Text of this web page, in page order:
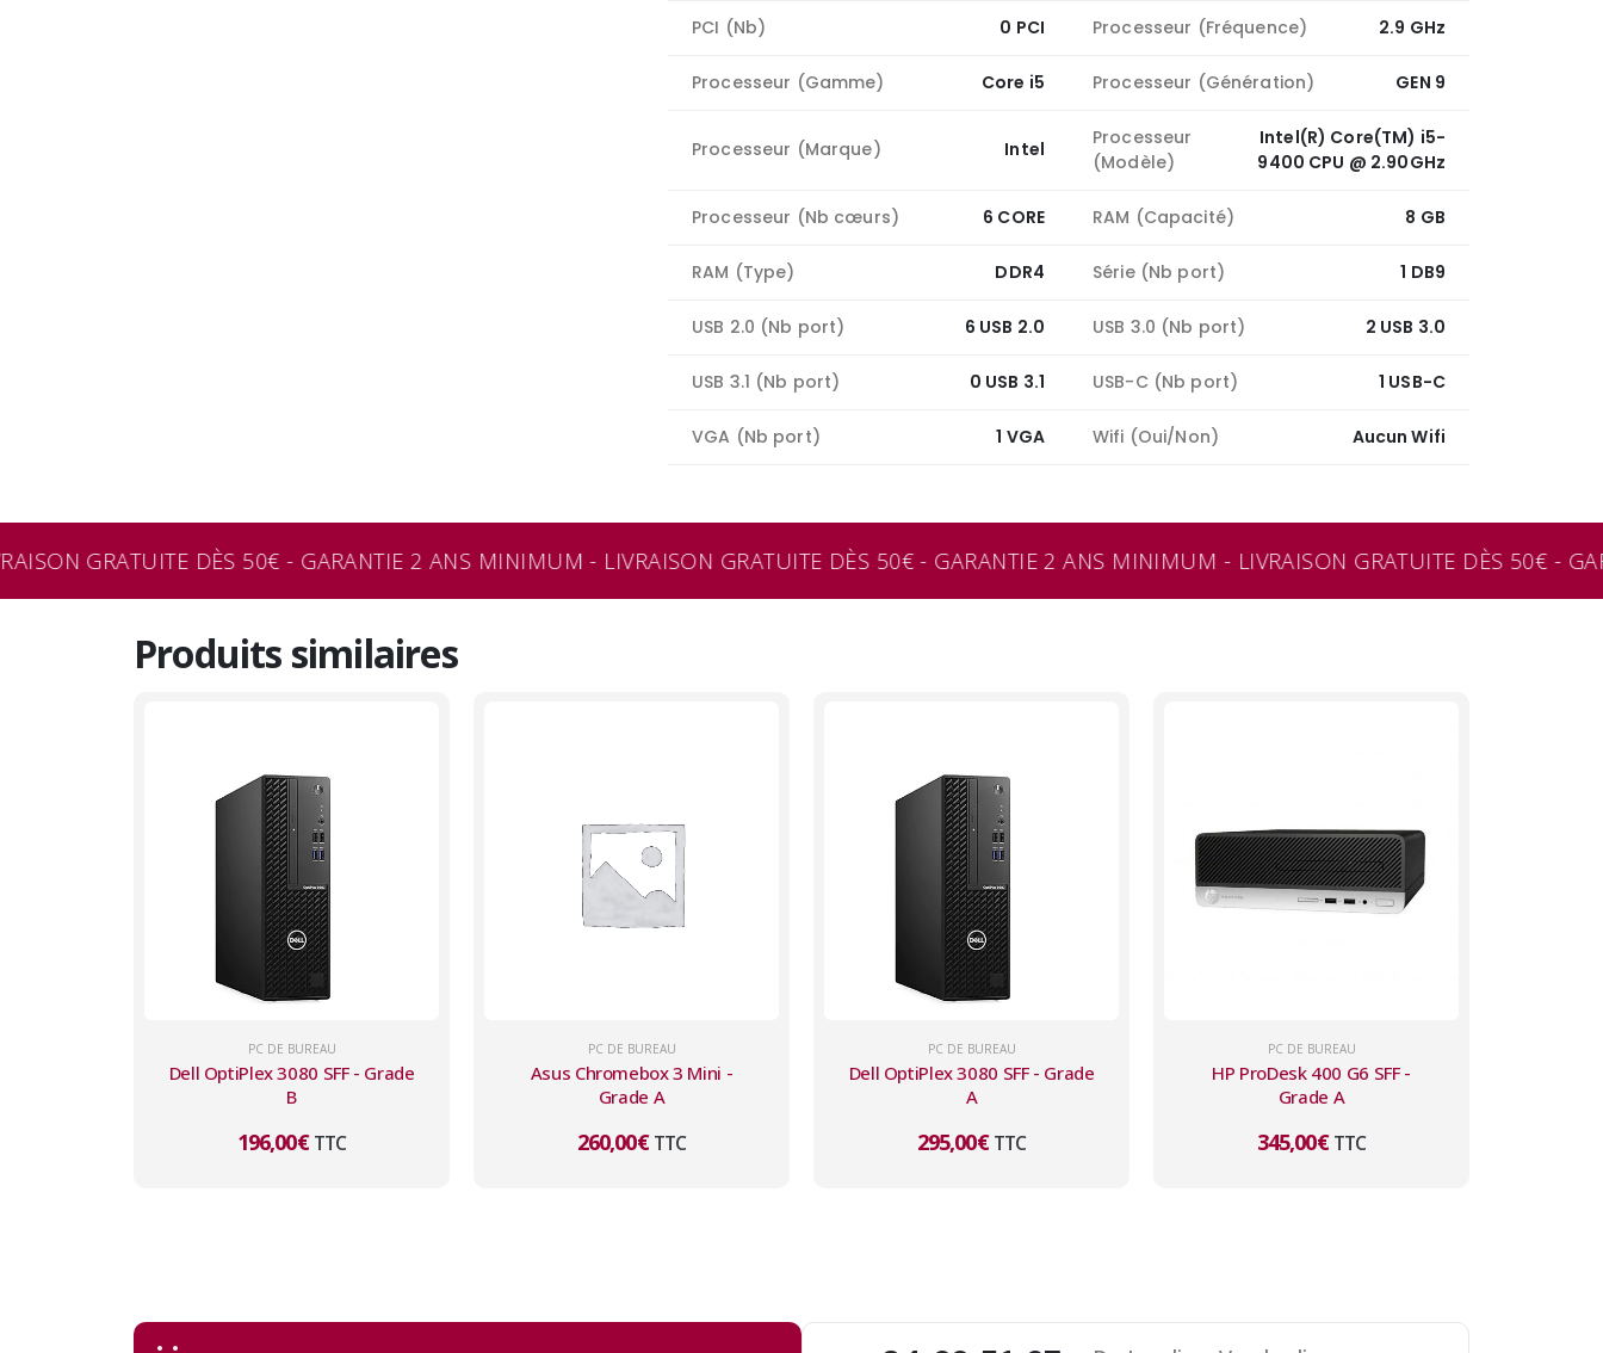
PCI (Nb) 0 PCI Processeur (Fréquence) 2.9 GHz
Processeur (Gamme) Core i5 Processeur (Génération) GEN 9
Processeur (Marque) Intel
Processeur
(Modèle)
Intel(R) Core(TM) i5-
9400 CPU @ 2.90GHz
Processeur (Nb cœurs) 6 CORE RAM (Capacité) 8 GB
RAM (Type) DDR4 Série (Nb port) 1 DB9
USB 2.0 (Nb port) 6 USB 2.0 USB 3.0 (Nb port) 2 USB 3.0
USB 3.1 (Nb port) 0 USB 3.1 USB-C (Nb port) 1 USB-C
VGA (Nb port) 1 VGA Wifi (Oui/Non) Aucun Wifi
GRATUITE DÈS 50€ - GARANTIE 2 ANS MINIMUM - LIVRAISON GRATUITE DÈS 50€ - GARANTIE 2 ANS MINIMUM - LIVRAISON GRATUITE DÈS 50€ -
Produits similaires
PC DE BUREAU
Dell OptiPlex 3080 SFF - Grade
B
196,00€ TTC
PC DE BUREAU
Asus Chromebox 3 Mini -
Grade A
260,00€ TTC
PC DE BUREAU
Dell OptiPlex 3080 SFF - Grade
A
295,00€ TTC
PC DE BUREAU
HP ProDesk 400 G6 SFF -
Grade A
345,00€ TTC